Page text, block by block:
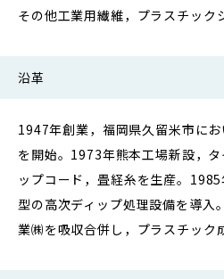
その他工業用繊維，プラスチック
沿革
1947年創業，福岡県久留米市に
を開始。1973年熊本工場新設，
ップコード，畳経糸を生産。
型の高次ディップ処理設備を導入
業㈱を吸収合併し，プラスチック